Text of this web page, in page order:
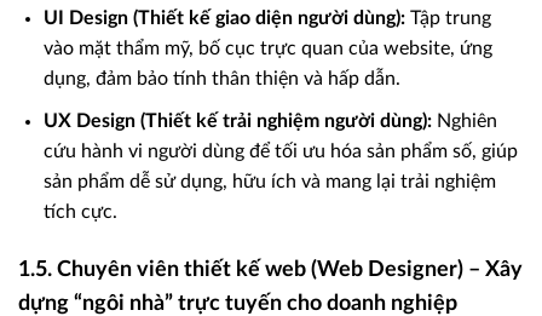
UI Design (Thiết kế giao diện người dùng):Tập trung
vào mặt thẩm mỹ, bố cục trực quan của website, ứng
dụng, đảm bảo tính thân thiện và hấp dẫn.
UX Design (Thiết kế trải nghiệm người dùng):Nghiên
cứu hành vi người dùng để tối ưu hóa sản phẩm số, giúp
sản phẩm dễ sử dụng, hữu ích và mang lại trải nghiệm
tích cực.
1.5. Chuyên viên thiết kế web (Web Designer) – Xây
dựng “ngôi nhà” trực tuyến cho doanh nghiệp